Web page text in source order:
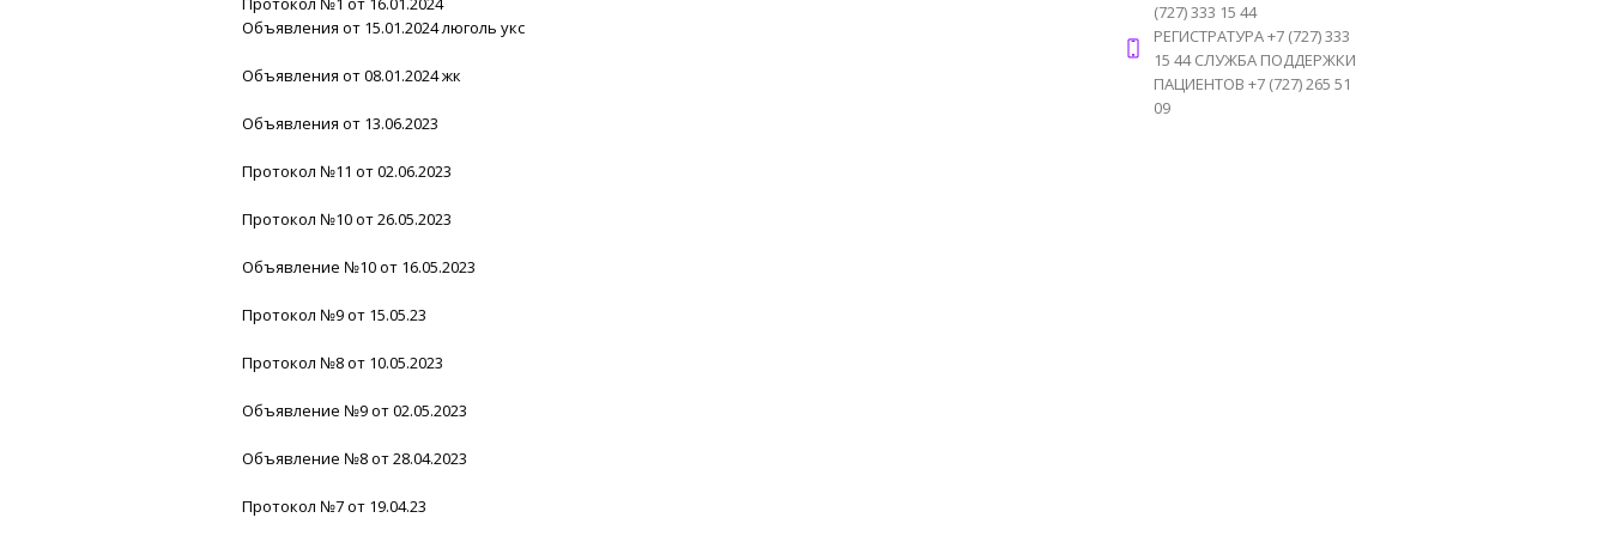
Объявления от 15.01.2024 люголь укс
Объявления от 08.01.2024 жк
Объявления от 13.06.2023
Протокол №11 от 02.06.2023
Протокол №10 от 26.05.2023
Объявление №10 от 16.05.2023
Протокол №9 от 15.05.23
Протокол №8 от 10.05.2023
Объявление №9 от 02.05.2023
Объявление №8 от 28.04.2023
Протокол №7 от 19.04.23
(727) 333 15 44
РЕГИСТРАТУРА +7 (727) 333
15 44 СЛУЖБА ПОДДЕРЖКИ
ПАЦИЕНТОВ +7 (727) 265 51
09